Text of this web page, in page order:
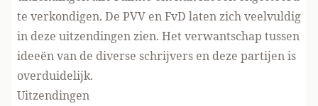
te verkondigen. De PVV en FvD laten zich veelvuldig
in deze uitzendingen zien. Het verwantschap tussen
ideeën van de diverse schrijvers en deze partijen is
overduidelijk.
Uitzendingen